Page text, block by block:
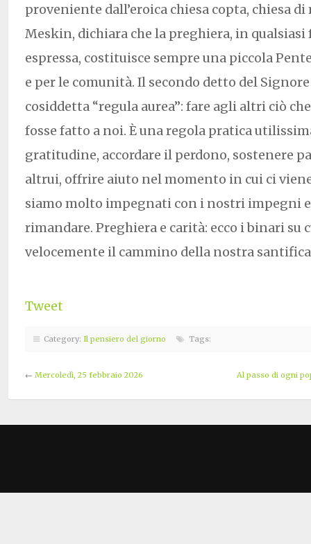
proveniente dall’eroica chiesa copta, chiesa
Meskin, dichiara che la preghiera, in qualsiasi
espressa, costituisce sempre una piccola
e per le comunità. Il secondo detto del
cosiddetta “regula aurea”: fare agli altri ciò
fosse fatto a noi. È una regola pratica
gratitudine, accordare il perdono, sostenere
altrui, offrire aiuto nel momento in cui ci
siamo molto impegnati con i nostri impegni
rimandare. Preghiera e carità: ecco i binari su
velocemente il cammino della nostra
Tweet
Category: Il pensiero del giorno Tags:
← Mercoledì, 25 febbraio 2026 Al passo di ogni